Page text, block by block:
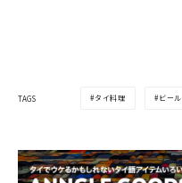
TAGS タイ料理 ビール